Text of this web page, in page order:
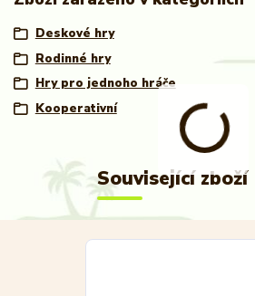
Deskové hry
Rodinné hry
Hry pro jednoho hráče
Kooperativní
Související zboží